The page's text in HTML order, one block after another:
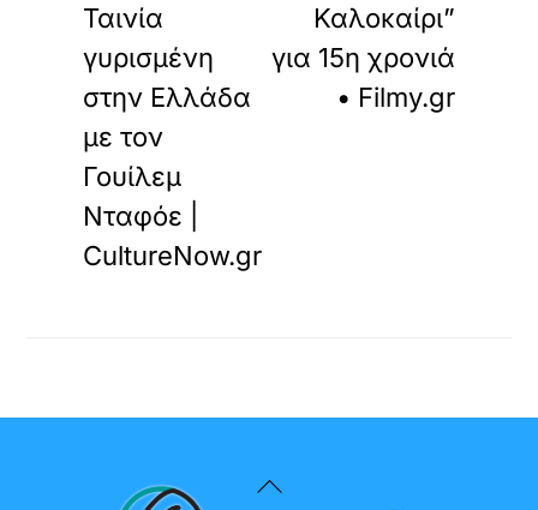
Ταινία
γυρισμένη
στην Ελλάδα
με τον
Γουίλεμ
Νταφόε |
CultureNow.gr
Καλοκαίρι”
για 15η χρονιά
• Filmy.gr
Back